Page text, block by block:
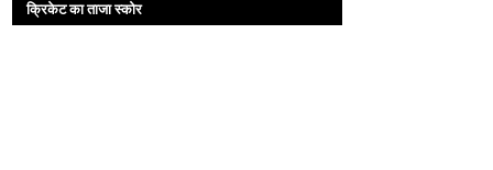
क्रिकेट का ताजा स्कोर